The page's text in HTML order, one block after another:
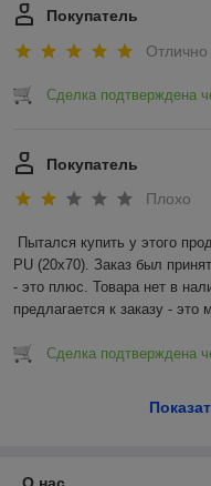
Покупатель
Отлично
Сделка подтверждена
Покупатель
Плохо
Пытался купить у этого
PU (20x70). Заказ был
- это плюс. Товара нет в
предлагается к заказу - это
Сделка подтверждена